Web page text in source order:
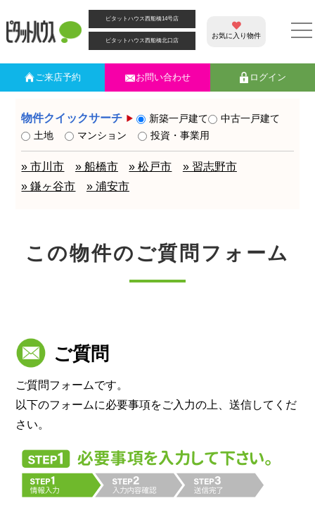
ピタットハウス西船橋14号店
ピタットハウス西船橋北口店
お気に入り物件
ご来店予約 お問い合わせ ログイン
物件クイックサーチ 新築一戸建て
中古一戸建て
土地
マンション 投資・事業用
» 市川市 » 船橋市 » 松戸市
» 習志野市
» 鎌ヶ谷市
» 浦安市
この物件のご質問フォーム
ご質問
ご質問フォームです。
以下のフォームに必要事項をご入力の上、送信してくだ
さい。